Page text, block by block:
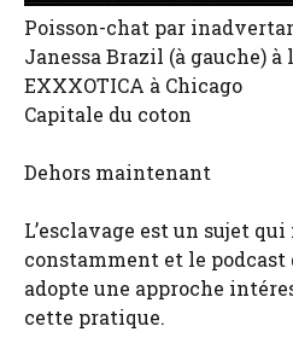
Poisson-chat par
Janessa Brazil (à gauche) à
EXXXOTICA à Chicago
Capitale du coton
Dehors maintenant
L’esclavage est un sujet
constamment et le podcast
adopte une approche
cette pratique.